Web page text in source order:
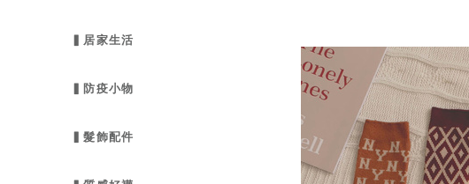
▍居家生活
▍防疫小物
▍髮飾配件